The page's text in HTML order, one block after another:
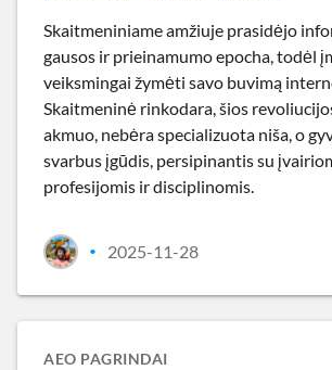
Skaitmeniniame amžiuje prasidėjo
gausos ir prieinamumo epocha, todėl
veiksmingai žymėti savo buvimą
Skaitmeninė rinkodara, šios
akmuo, nebėra specializuota niša, o
svarbus įgūdis, persipinantis su
profesijomis ir disciplinomis.
• 2025-11-28
AEO PAGRINDAI